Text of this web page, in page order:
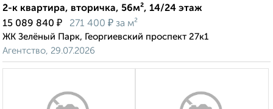
2-к квартира, вторичка, 56м², 14/24 этаж
15 089 840 ₽ 271 400 ₽ за м²
ЖК Зелёный Парк, Георгиевский проспект 27к1
Агентство, 29.07.2026